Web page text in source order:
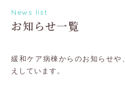
News list
お知らせ一覧
緩和ケア病棟からのお知らせ
えしています。